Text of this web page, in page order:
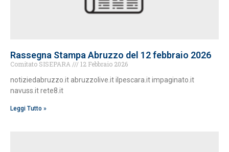
Rassegna Stampa Abruzzo del 12 febbraio 2026
Comitato SISEPARA
12 Febbraio 2026
notiziedabruzzo.it abruzzolive.it ilpescara.it impaginato.it
navuss.it rete8.it
Leggi Tutto »